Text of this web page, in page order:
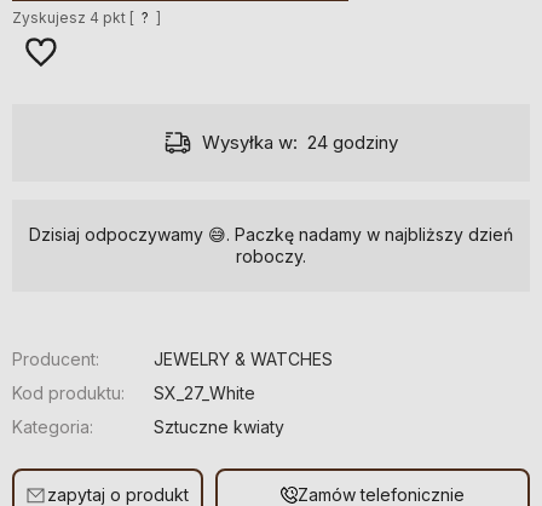
Zyskujesz 4 pkt [ ? ]
Wysyłka w: 24 godziny
Dzisiaj odpoczywamy 😅. Paczkę nadamy w najbliższy dzień
roboczy.
Producent:
JEWELRY & WATCHES
Kod produktu:
SX_27_White
Kategoria:
Sztuczne kwiaty
zapytaj o produkt Zamów telefonicznie